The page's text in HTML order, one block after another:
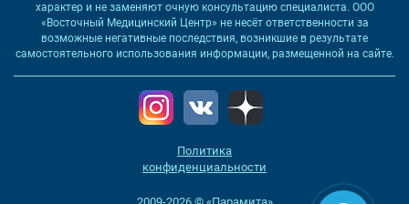
характер и не заменяют очную консультацию специалиста. ООО
«Восточный Медицинский Центр» не несёт ответственности за
возможные негативные последствия, возникшие в результате
самостоятельного использования информации, размещенной на сайте.
Политика
конфиденциальности